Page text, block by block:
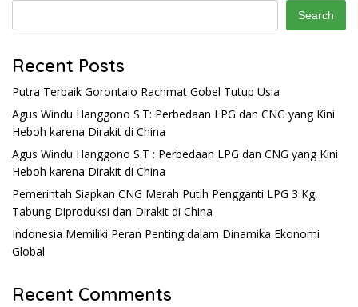
Search
Recent Posts
Putra Terbaik Gorontalo Rachmat Gobel Tutup Usia
Agus Windu Hanggono S.T: Perbedaan LPG dan CNG yang Kini
Heboh karena Dirakit di China
Agus Windu Hanggono S.T : Perbedaan LPG dan CNG yang Kini
Heboh karena Dirakit di China
Pemerintah Siapkan CNG Merah Putih Pengganti LPG 3 Kg,
Tabung Diproduksi dan Dirakit di China
Indonesia Memiliki Peran Penting dalam Dinamika Ekonomi
Global
Recent Comments